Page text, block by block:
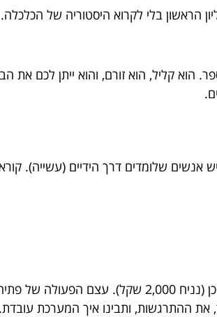
הראשון בלי לקרוא היסטוריה של
קליל, הוא זורם, והוא ייתן לכם את
אנשים שלומדים דרך הידיים (עשייה).
פתחו חשבון מסחר עצמאי: שימו שם סכום קטן שאתם
ההתרגשות, ותבינו איך המערכת עובדת.